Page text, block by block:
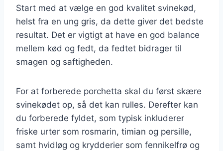
Start med at vælge en god kvalitet svinekød,
helst fra en ung gris, da dette giver det bedste
resultat. Det er vigtigt at have en god balance
mellem kød og fedt, da fedtet bidrager til
smagen og saftigheden.
For at forberede porchetta skal du først skære
svinekødet op, så det kan rulles. Derefter kan
du forberede fyldet, som typisk inkluderer
friske urter som rosmarin, timian og persille,
samt hvidløg og krydderier som fennikelfrø og